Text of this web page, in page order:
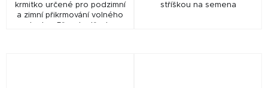
krmitko určené pro podzimní
a zimní přikrmování volného
ptactva. Přesah střechy
stříškou na semena